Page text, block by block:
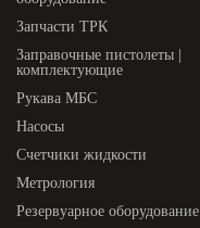
Запчасти ТРК
Заправочные пистолеты |
комплектующие
Рукава МБС
Насосы
Счетчики жидкости
Метрология
Резервуарное оборудование